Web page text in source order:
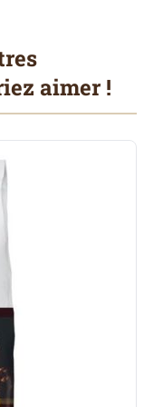
aimer !
du carrousel à